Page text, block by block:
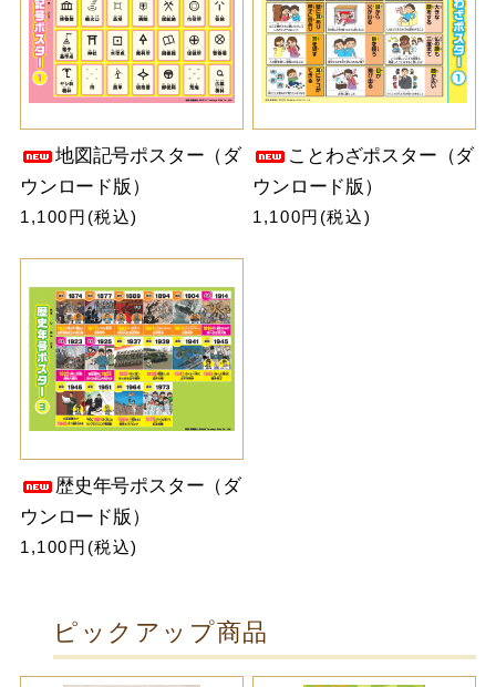
地図記号ポスター（ダ
ウンロード版）
1,100円(税込)
ことわざポスター（ダ
ウンロード版）
1,100円(税込)
歴史年号ポスター（ダ
ウンロード版）
1,100円(税込)
ピックアップ商品